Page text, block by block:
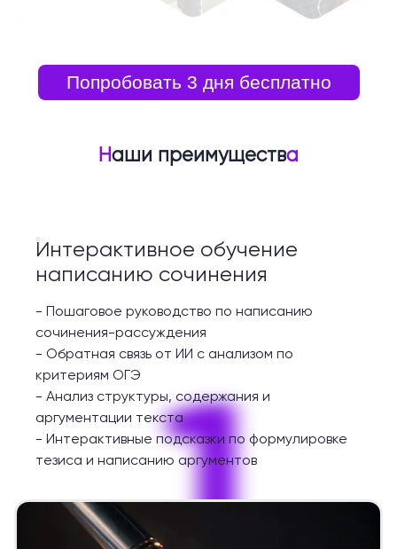
Попробовать 3 дня бесплатно
Наши преимущества
1
Интерактивное обучение
написанию сочинения
- Пошаговое руководство по написанию
сочинения-рассуждения
- Обратная связь от ИИ с анализом по
критериям ОГЭ
- Анализ структуры, содержания и
аргументации текста
- Интерактивные подсказки по формулировке
тезиса и написанию аргументов